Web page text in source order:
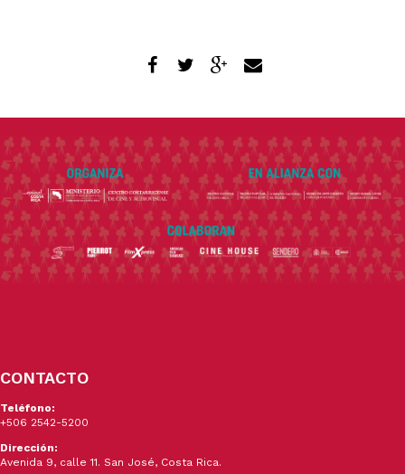
CONTACTO
Teléfono:
+506 2542-5200
Dirección:
Avenida 9, calle 11. San José, Costa Rica.